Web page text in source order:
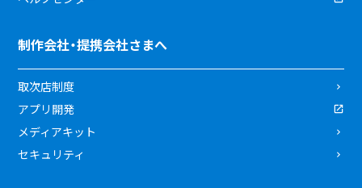
制作会社・提携会社さまへ
取次店制度
アプリ開発
メディアキット
セキュリティ